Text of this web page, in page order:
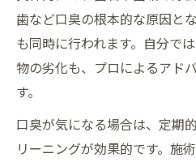
歯など口臭の根本的な原因と
も同時に行われます。自分で
物の劣化も、プロによるアド
す。
口臭が気になる場合は、定期
リーニングが効果的です。施